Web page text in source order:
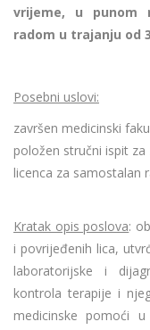
vrijeme, u punom
radom u trajanju od
Posebni uslovi:
završen medicinski
položen stručni ispit
licenca za samostalan
Kratak opis poslova:
i povrijeđenih lica,
laboratorijske i
kontrola terapije i
medicinske pomoći